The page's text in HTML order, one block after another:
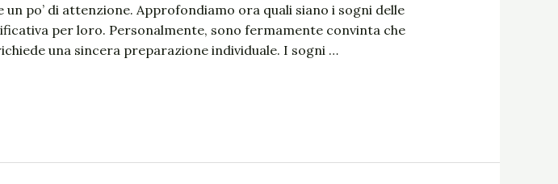
po’ di attenzione. Approfondiamo ora quali siano i sogni delle
per loro. Personalmente, sono fermamente convinta che
una sincera preparazione individuale. I sogni …